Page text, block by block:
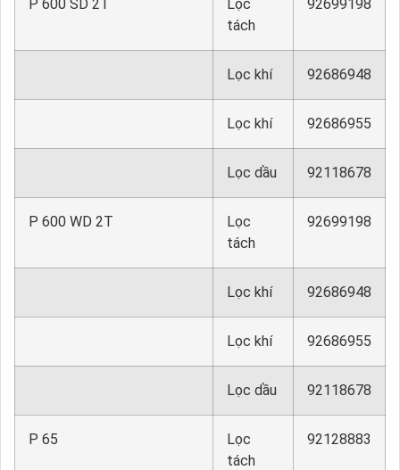
P 600 SD 2T
Lọc
tách
92699198
Lọc khí 92686948
Lọc khí 92686955
Lọc dầu 92118678
P 600 WD 2T
Lọc
tách
92699198
Lọc khí 92686948
Lọc khí 92686955
Lọc dầu 92118678
P 65
Lọc
tách
92128883